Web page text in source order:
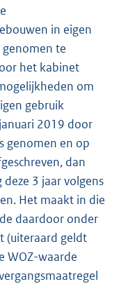
in eigen
te
het kabinet
om
gebruik
2019 door
genomen en op
dan
3 jaar volgens
Het maakt in die
daardoor onder
(uiteraard geldt
WOZ-waarde